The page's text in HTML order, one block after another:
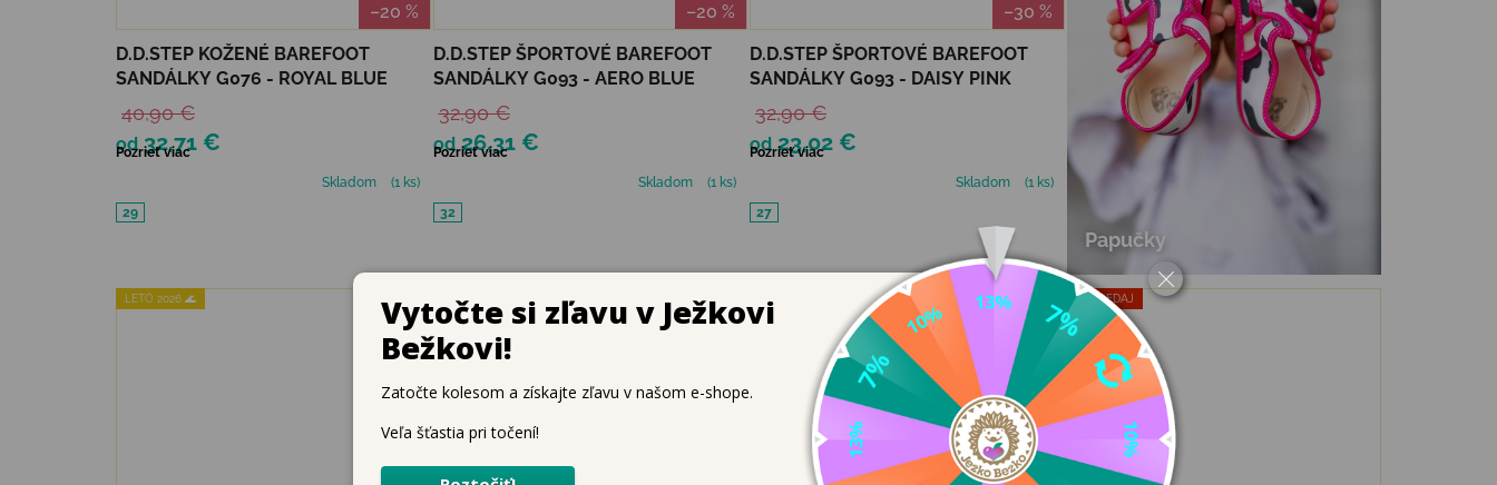
–20 %
D.D.STEP KOŽENÉ BAREFOOT
SANDÁLKY G076 - ROYAL BLUE
od32,71 €
40,90 €
Pozrieť viac
Skladom
(1 ks)
29
–20 %
D.D.STEP ŠPORTOVÉ BAREFOOT
SANDÁLKY G093 - AERO BLUE
od26,31 €
32,90 €
Pozrieť viac
Skladom
(1 ks)
32
–30 %
D.D.STEP ŠPORTOVÉ BAREFOOT
SANDÁLKY G093 - DAISY PINK
od23,02 €
32,90 €
Pozrieť viac
Skladom
(1 ks)
27
Papučky
LETO 2026 🌊
VÝPREDAJ
JAR 2026 🌸
JAR 2026 🌸
VÝPREDAJ